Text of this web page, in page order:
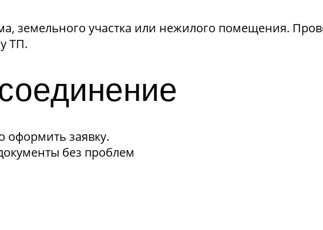
земельного участка или нежилого помещения.
ТП.
оформить заявку.
без проблем